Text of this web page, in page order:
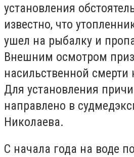
установления
известно, что
ушел на рыбалку и
Внешним осмотром
насильственной смерти
Для установления
направлено в
Николаева.
С начала года на воде